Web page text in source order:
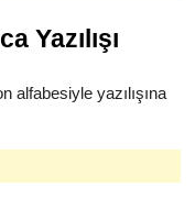
Yazılışı
alfabesiyle yazılışına